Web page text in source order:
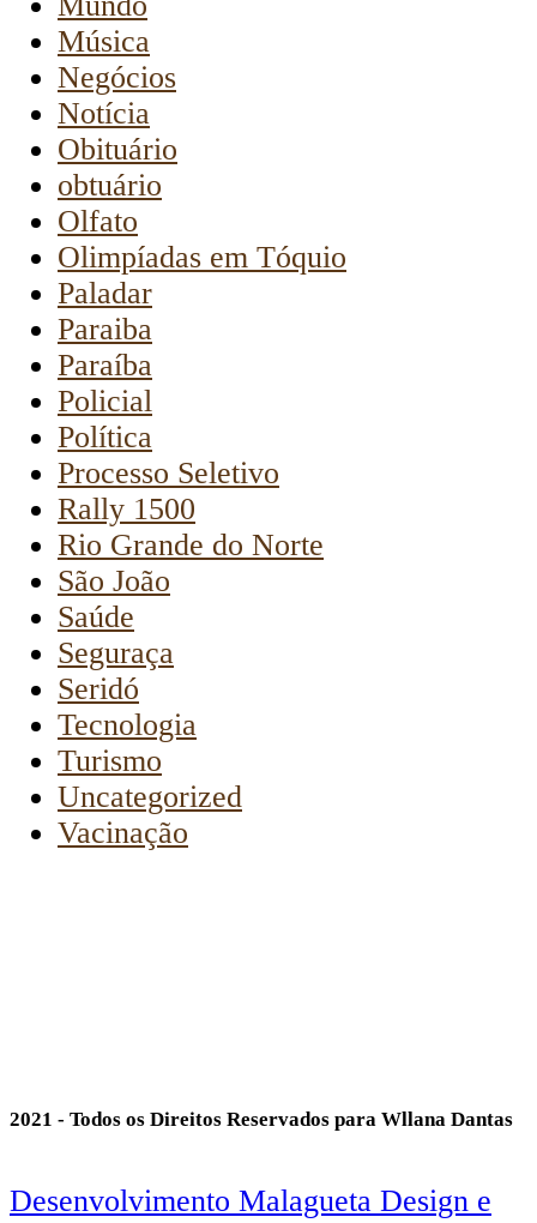
Música
Negócios
Notícia
Obituário
obtuário
Olfato
Olimpíadas em Tóquio
Paladar
Paraiba
Paraíba
Policial
Política
Processo Seletivo
Rally 1500
Rio Grande do Norte
São João
Saúde
Seguraça
Seridó
Tecnologia
Turismo
Uncategorized
Vacinação
2021 - Todos os Direitos Reservados para Wllana Dantas
Desenvolvimento Malagueta Design e